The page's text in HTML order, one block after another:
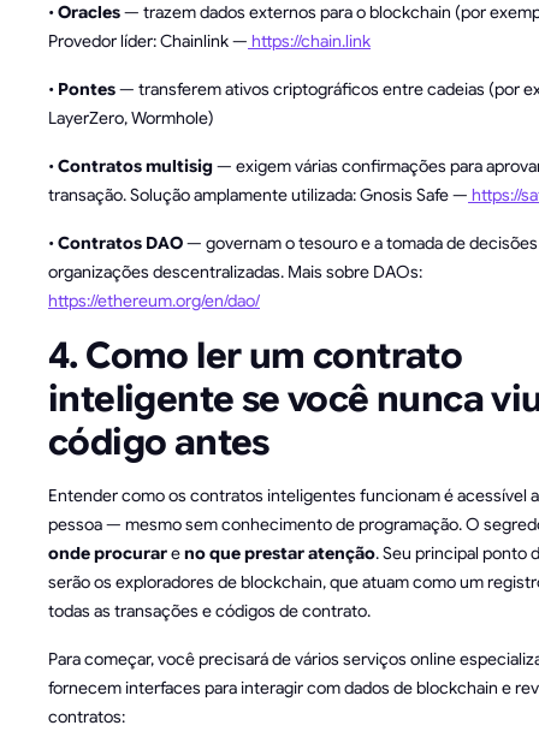
•Oracles— trazem dados externos para o blockchain (por
Provedor líder: Chainlink — https://chain.link
• Pontes— transferem ativos criptográficos entre cadeias (por
LayerZero, Wormhole)
•Contratos multisig— exigem várias confirmações para
transação. Solução amplamente utilizada: Gnosis Safe — https://
•Contratos DAO— governam o tesouro e a tomada de
organizações descentralizadas. Mais sobre DAOs:
https://ethereum.org/en/dao/
4. Como ler um contrato
inteligente se você nunca
código antes
Entender como os contratos inteligentes funcionam é acessível
pessoa — mesmo sem conhecimento de programação. O
onde procurareno que prestar atenção. Seu principal ponto
serão os exploradores de blockchain, que atuam como um
todas as transações e códigos de contrato.
Para começar, você precisará de vários serviços online
fornecem interfaces para interagir com dados de blockchain e
contratos: